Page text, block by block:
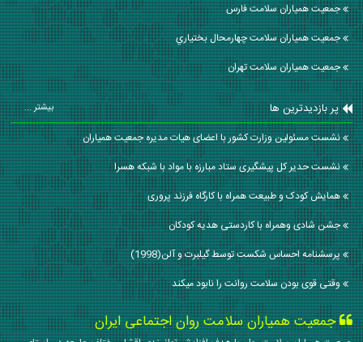
جمعیت همیاران سلامت فارس
جمعیت همیاران سلامت چهارمحال بختياري
جمعیت همیاران سلامت تهران
پر بازدیدترین ها بیشتر ...
نشست مسئولین وزارت کشور با اعضای هیات مدیره جمعیت همیاران
نشست حدیر کل پیشگیری ستاد مبارزه با مواد با شبکه هسرا
همایش کودک و طبیعت همراه با کارگاه فرزند پروری
جشن شادی وهمراه با کاردستی هدیه کودکان
پرسشنامه احساس شکست توسط گیلبرت و آلن(1998)
وقتی قوی بودن سلامت روانت را نابود میکند
جمعیت همیاران سلامت روان اجتماعی ایران